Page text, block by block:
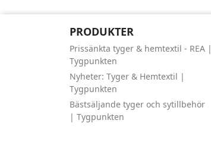
PRODUKTER
Prissänkta tyger & hemtextil - REA |
Tygpunkten
Nyheter: Tyger & Hemtextil |
Tygpunkten
Bästsäljande tyger och sytillbehör
| Tygpunkten